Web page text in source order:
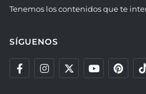
Tenemos los contenidos que te
SÍGUENOS